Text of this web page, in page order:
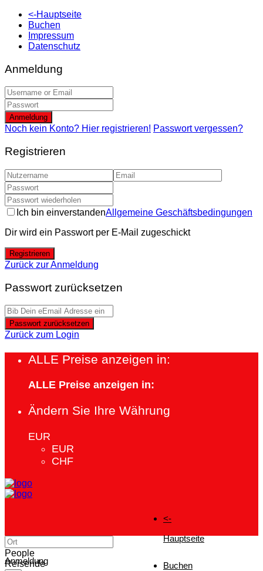
<-Hauptseite
Buchen
Impressum
Datenschutz
Anmeldung
Anmeldung
Noch kein Konto? Hier registrieren! Passwort vergessen?
Registrieren
Ich bin einverstandenAllgemeine Geschäftsbedingungen
Dir wird ein Passwort per E-Mail zugeschickt
Registrieren
Zurück zur Anmeldung
Passwort zurücksetzen
Passwort zurücksetzen
Zurück zum Login
ALLE Preise anzeigen in:
ALLE Preise anzeigen in:
Ändern Sie Ihre Währung
EUR
EUR
CHF
<-
Hauptseite
Buchen
Anmeldung
People
Reisende